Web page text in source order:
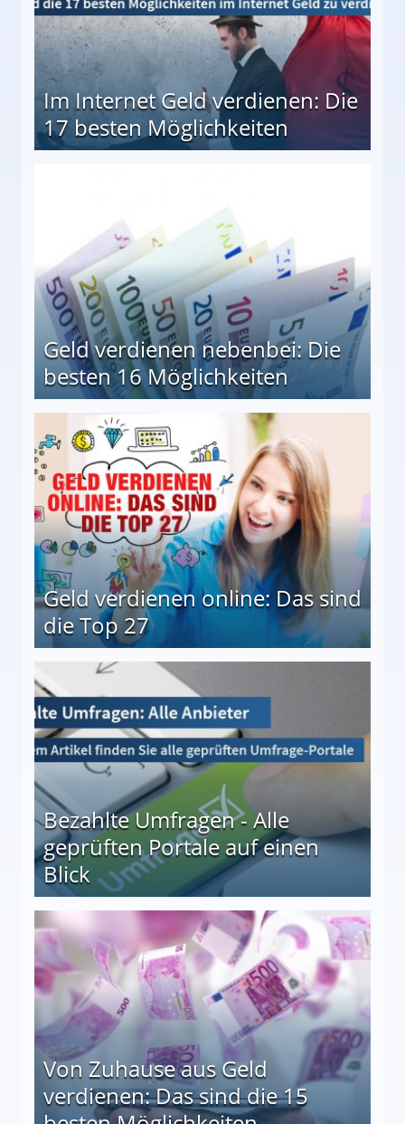
Im Internet Geld verdienen: Die
17 besten Möglichkeiten
Geld verdienen nebenbei: Die
besten 16 Möglichkeiten
Geld verdienen online: Das sind
die Top 27
Bezahlte Umfragen - Alle
geprüften Portale auf einen
Blick
auf einen Blick
Von Zuhause aus Geld
verdienen: Das sind die 15